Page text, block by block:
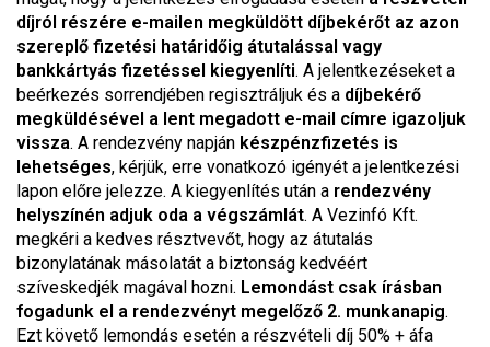
díjról részére e-mailen megküldött díjbekérőt az azon
szereplő fizetési határidőig átutalással vagy
bankkártyás fizetéssel kiegyenlíti. A jelentkezéseket a
beérkezés sorrendjében regisztráljuk és a díjbekérő
megküldésével a lent megadott e-mail címre igazoljuk
vissza. A rendezvény napján készpénzfizetés is
lehetséges, kérjük, erre vonatkozó igényét a jelentkezési
lapon előre jelezze. A kiegyenlítés után a rendezvény
helyszínén adjuk oda a végszámlát. A Vezinfó Kft.
megkéri a kedves résztvevőt, hogy az átutalás
bizonylatának másolatát a biztonság kedvéért
szíveskedjék magával hozni. Lemondást csak írásban
fogadunk el a rendezvényt megelőző 2. munkanapig.
Ezt követő lemondás esetén a részvételi díj 50% + áfa